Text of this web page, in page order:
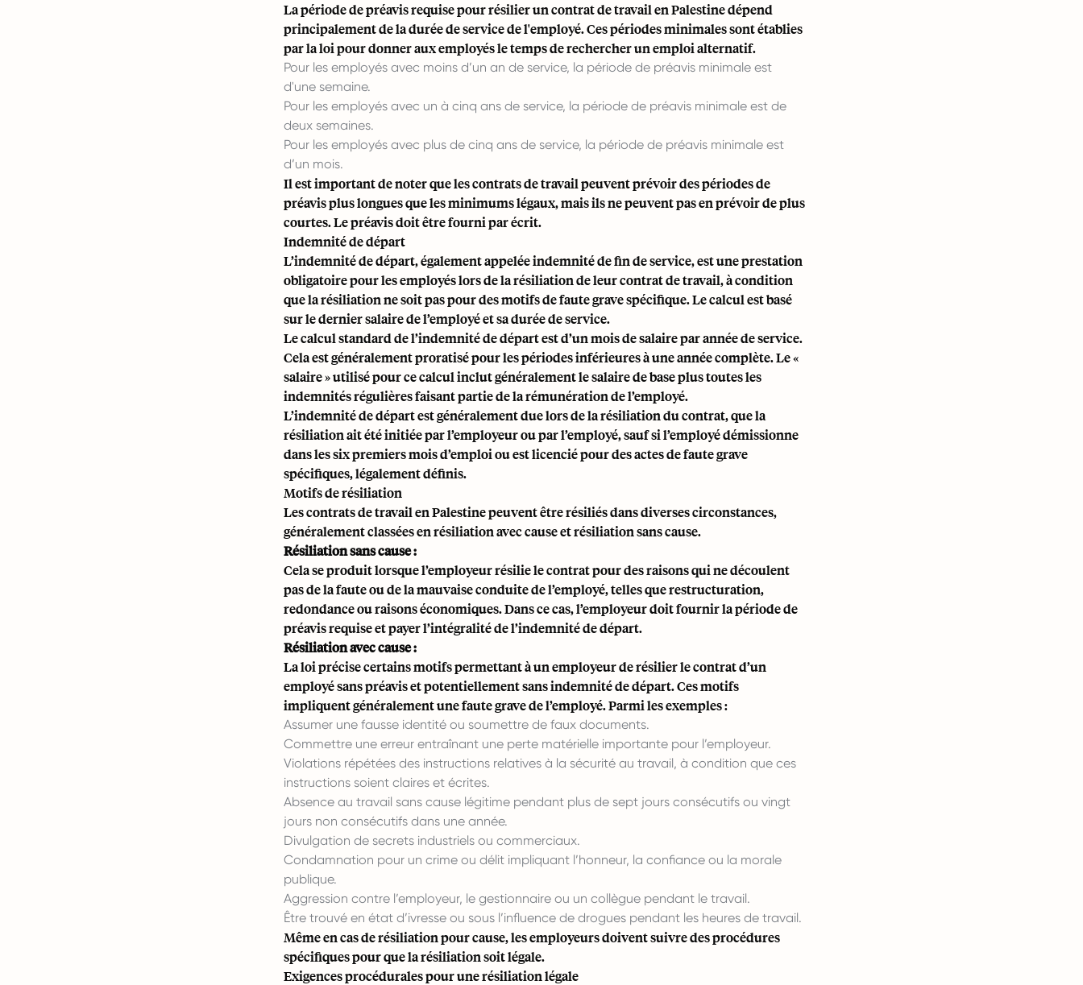
La période de préavis requise pour résilier un contrat de travail en Palestine dépend
principalement de la durée de service de l'employé. Ces périodes minimales sont établies
par la loi pour donner aux employés le temps de rechercher un emploi alternatif.
Pour les employés avec moins d’un an de service, la période de préavis minimale est
d'une semaine.
Pour les employés avec un à cinq ans de service, la période de préavis minimale est de
deux semaines.
Pour les employés avec plus de cinq ans de service, la période de préavis minimale est
d’un mois.
Il est important de noter que les contrats de travail peuvent prévoir des périodes de
préavis plus longues que les minimums légaux, mais ils ne peuvent pas en prévoir de plus
courtes. Le préavis doit être fourni par écrit.
Indemnité de départ
L’indemnité de départ, également appelée indemnité de fin de service, est une prestation
obligatoire pour les employés lors de la résiliation de leur contrat de travail, à condition
que la résiliation ne soit pas pour des motifs de faute grave spécifique. Le calcul est basé
sur le dernier salaire de l’employé et sa durée de service.
Le calcul standard de l’indemnité de départ est d’un mois de salaire par année de service.
Cela est généralement proratisé pour les périodes inférieures à une année complète. Le «
salaire » utilisé pour ce calcul inclut généralement le salaire de base plus toutes les
indemnités régulières faisant partie de la rémunération de l’employé.
L’indemnité de départ est généralement due lors de la résiliation du contrat, que la
résiliation ait été initiée par l’employeur ou par l’employé, sauf si l’employé démissionne
dans les six premiers mois d’emploi ou est licencié pour des actes de faute grave
spécifiques, légalement définis.
Motifs de résiliation
Les contrats de travail en Palestine peuvent être résiliés dans diverses circonstances,
généralement classées en résiliation avec cause et résiliation sans cause.
Résiliation sans cause :
Cela se produit lorsque l’employeur résilie le contrat pour des raisons qui ne découlent
pas de la faute ou de la mauvaise conduite de l’employé, telles que restructuration,
redondance ou raisons économiques. Dans ce cas, l’employeur doit fournir la période de
préavis requise et payer l’intégralité de l’indemnité de départ.
Résiliation avec cause :
La loi précise certains motifs permettant à un employeur de résilier le contrat d’un
employé sans préavis et potentiellement sans indemnité de départ. Ces motifs
impliquent généralement une faute grave de l’employé. Parmi les exemples :
Assumer une fausse identité ou soumettre de faux documents.
Commettre une erreur entraînant une perte matérielle importante pour l’employeur.
Violations répétées des instructions relatives à la sécurité au travail, à condition que ces
instructions soient claires et écrites.
Absence au travail sans cause légitime pendant plus de sept jours consécutifs ou vingt
jours non consécutifs dans une année.
Divulgation de secrets industriels ou commerciaux.
Condamnation pour un crime ou délit impliquant l’honneur, la confiance ou la morale
publique.
Aggression contre l’employeur, le gestionnaire ou un collègue pendant le travail.
Être trouvé en état d’ivresse ou sous l’influence de drogues pendant les heures de travail.
Même en cas de résiliation pour cause, les employeurs doivent suivre des procédures
spécifiques pour que la résiliation soit légale.
Exigences procédurales pour une résiliation légale